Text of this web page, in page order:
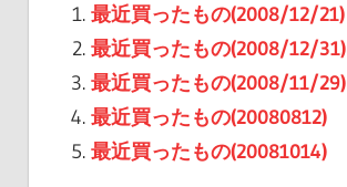
最近買ったもの(2008/12/21)
最近買ったもの(2008/12/31)
最近買ったもの(2008/11/29)
最近買ったもの(20080812)
最近買ったもの(20081014)